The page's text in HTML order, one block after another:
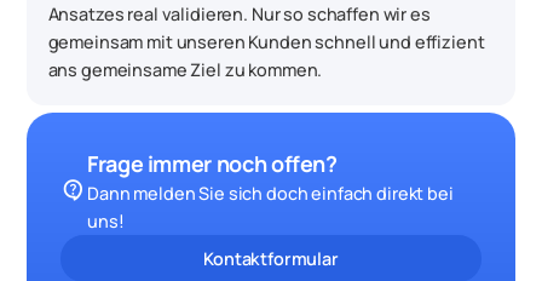
Ansatzes real validieren. Nur so schaffen wir es
gemeinsam mit unseren Kunden schnell und effizient
ans gemeinsame Ziel zu kommen.
contact_support
Frage immer noch offen?
Dann melden Sie sich doch einfach direkt bei
uns!
Kontaktformular